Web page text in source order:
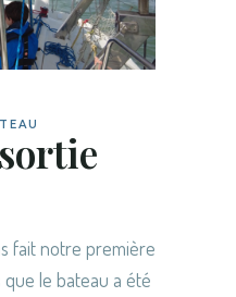
fait notre première
le bateau a été